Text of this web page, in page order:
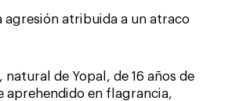
agresión atribuida a un atraco
natural de Yopal, de 16 años de
aprehendido en flagrancia,